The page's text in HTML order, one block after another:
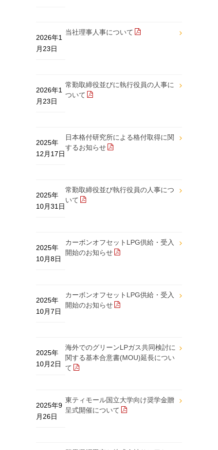
当社理事人事について
2026年1
月23日
常勤取締役並びに執行役員の人事に
ついて
2026年1
月23日
日本格付研究所による格付取得に関
するお知らせ
2025年
12月17日
常勤取締役並び執行役員の人事につ
いて
2025年
10月31日
カーボンオフセットLPG供給・受入
開始のお知らせ
2025年
10月8日
カーボンオフセットLPG供給・受入
開始のお知らせ
2025年
10月7日
海外でのグリーンLPガス共同検討に
関する基本合意書(MOU)延長につい
て
2025年
10月2日
東ティモール国立大学向け奨学金贈
呈式開催について
2025年9
月26日